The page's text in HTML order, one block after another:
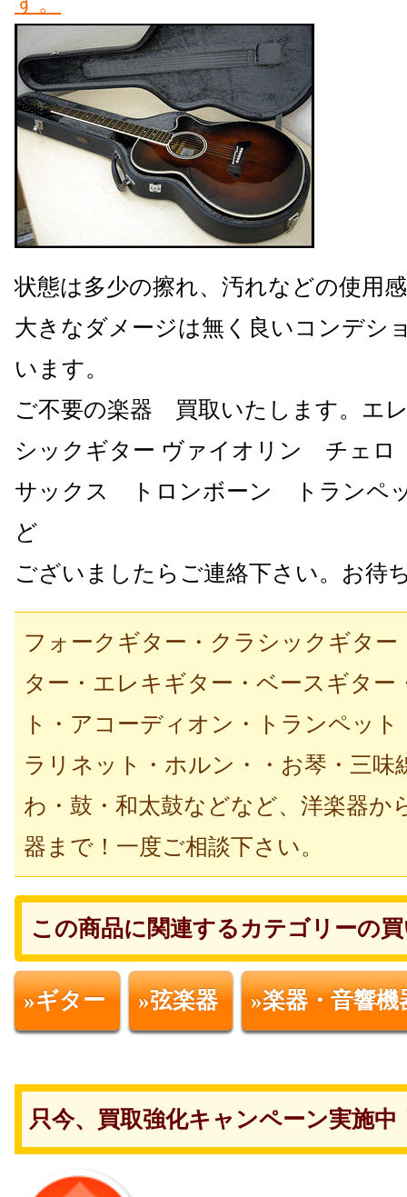
状態は多少の擦れ、汚れなどの使用
大きなダメージは無く良いコンデシ
います。
ご不要の楽器 買取いたします。エ
シックギター ヴァイオリン チェロ
サックス トロンボーン トランペ
ど
ございましたらご連絡下さい。お待
フォークギター・クラシックギタ
ター・エレキギター・ベースギター
ト・アコーディオン・トランペッ
ラリネット・ホルン・・お琴・三味
わ・鼓・和太鼓などなど、洋楽器か
器まで！一度ご相談下さい。
この商品に関連するカテゴリーの
»ギター »弦楽器 »楽器・音響機
只今、買取強化キャンペーン実施中